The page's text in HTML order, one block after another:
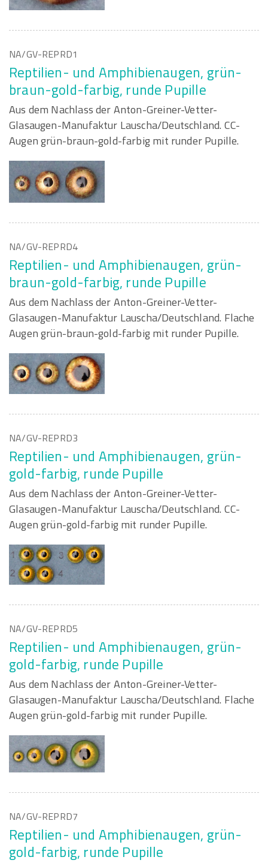
NA/GV-REPRD1
Reptilien- und Amphibienaugen, grün-
braun-gold-farbig, runde Pupille
Aus dem Nachlass der Anton-Greiner-Vetter-
Glasaugen-Manufaktur Lauscha/Deutschland. CC-
Augen grün-braun-gold-farbig mit runder Pupille.
NA/GV-REPRD4
Reptilien- und Amphibienaugen, grün-
braun-gold-farbig, runde Pupille
Aus dem Nachlass der Anton-Greiner-Vetter-
Glasaugen-Manufaktur Lauscha/Deutschland. Flache
Augen grün-braun-gold-farbig mit runder Pupille.
NA/GV-REPRD3
Reptilien- und Amphibienaugen, grün-
gold-farbig, runde Pupille
Aus dem Nachlass der Anton-Greiner-Vetter-
Glasaugen-Manufaktur Lauscha/Deutschland. CC-
Augen grün-gold-farbig mit runder Pupille.
NA/GV-REPRD5
Reptilien- und Amphibienaugen, grün-
gold-farbig, runde Pupille
Aus dem Nachlass der Anton-Greiner-Vetter-
Glasaugen-Manufaktur Lauscha/Deutschland. Flache
Augen grün-gold-farbig mit runder Pupille.
NA/GV-REPRD7
Reptilien- und Amphibienaugen, grün-
gold-farbig, runde Pupille